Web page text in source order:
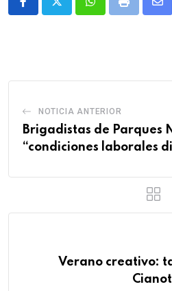
WhatsappPrint
NOTICIA ANTERIOR
Brigadistas de Parques
“condiciones laborales
Verano creativo: